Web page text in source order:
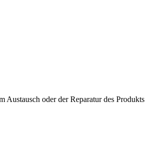
Austausch oder der Reparatur des Produkts